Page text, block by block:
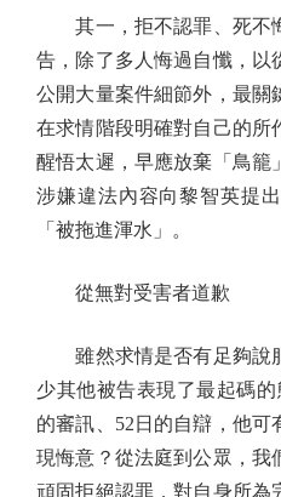
其一，拒不認罪、死不
告，除了多人悔過自懺，以
公開大量案件細節外，最關
在求情階段明確對自己的所
醒悟太遲，早應放棄「鳥籠
涉嫌違法內容向黎智英提
「被拖進渾水」。
從無對受害者道歉
雖然求情是否有足夠說
少其他被告表現了最起碼
的審訊、52日的自辯，他
現悔意？從法庭到公眾，我
頑固拒絕認罪，對自身所為